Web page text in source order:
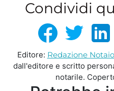
Condividi
Editore: Redazione
dall'editore e scritto
notarile.